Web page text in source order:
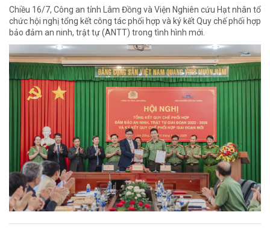
Chiều 16/7, Công an tỉnh Lâm Đồng và Viện Nghiên cứu Hạt nhân tổ
chức hội nghị tổng kết công tác phối hợp và ký kết Quy chế phối hợp
bảo đảm an ninh, trật tự (ANTT) trong tình hình mới.